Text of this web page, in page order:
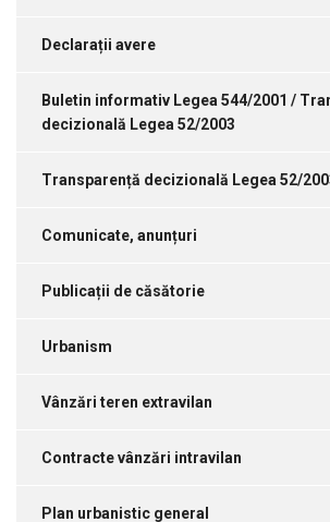
Declarații avere
Buletin informativ Legea 544/2001 /
decizională Legea 52/2003
Transparență decizională Legea 52/
Comunicate, anunțuri
Publicații de căsătorie
Urbanism
Vânzări teren extravilan
Contracte vânzări intravilan
Plan urbanistic general